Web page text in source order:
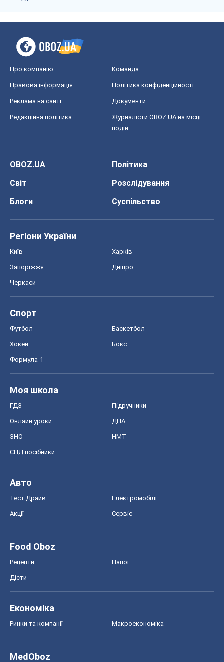
Про компанію Команда
Правова інформація Політика конфіденційності
Реклама на сайті Документи
Редакційна політика
Журналісти OBOZ.UA на місці
подій
OBOZ.UA
Політика
Світ
Розслідування
Блоги
Суспільство
Регіони України
Київ Харків
Запоріжжя Дніпро
Черкаси
Спорт
Футбол Баскетбол
Хокей Бокс
Формула-1
Моя школа
ГДЗ Підручники
Онлайн уроки ДПА
ЗНО НМТ
СНД посібники
Авто
Тест Драйв Електромобілі
Акції Сервіс
Food Oboz
Рецепти Напої
Дієти
Економіка
Ринки та компанії Макроекономіка
MedOboz